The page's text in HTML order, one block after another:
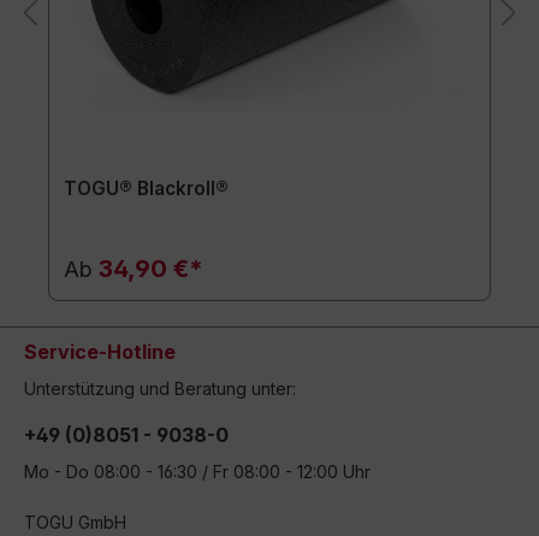
TOGU® Blackroll®
Ab 34,90 €*
Service-Hotline
Unterstützung und Beratung unter:
+49 (0)8051 - 9038-0
Mo - Do 08:00 - 16:30 / Fr 08:00 - 12:00 Uhr
TOGU GmbH